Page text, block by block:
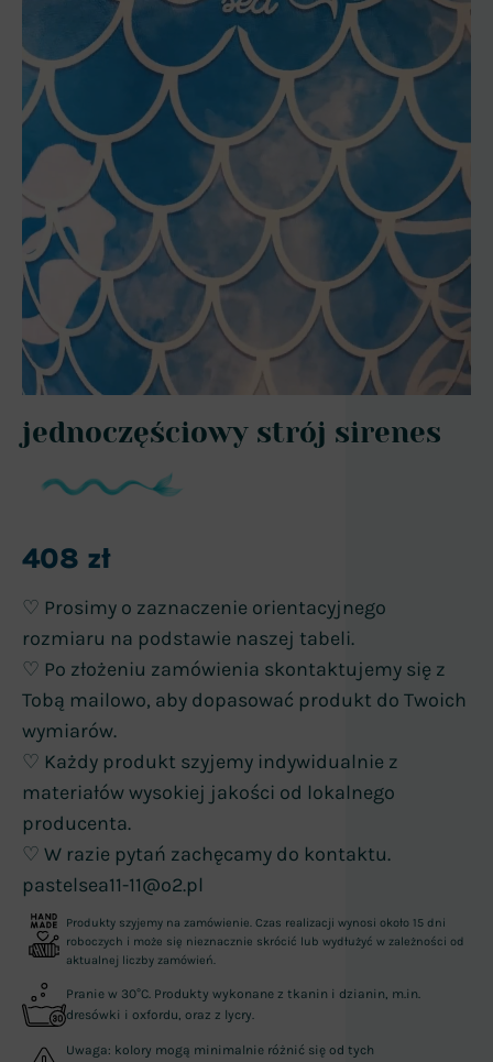
jednoczęściowy strój sirenes
408 zł
♡ Prosimy o zaznaczenie orientacyjnego
rozmiaru na podstawie naszej tabeli.
♡ Po złożeniu zamówienia skontaktujemy się z
Tobą mailowo, aby dopasować produkt do Twoich
wymiarów.
♡ Każdy produkt szyjemy indywidualnie z
materiałów wysokiej jakości od lokalnego
producenta.
♡ W razie pytań zachęcamy do kontaktu.
pastelsea11-11@o2.pl
Produkty szyjemy na zamówienie. Czas realizacji wynosi około 15 dni
roboczych i może się nieznacznie skrócić lub wydłużyć w zależności od
aktualnej liczby zamówień.
Pranie w 30°C. Produkty wykonane z tkanin i dzianin, m.in.
dresówki i oxfordu, oraz z lycry.
Uwaga: kolory mogą minimalnie różnić się od tych